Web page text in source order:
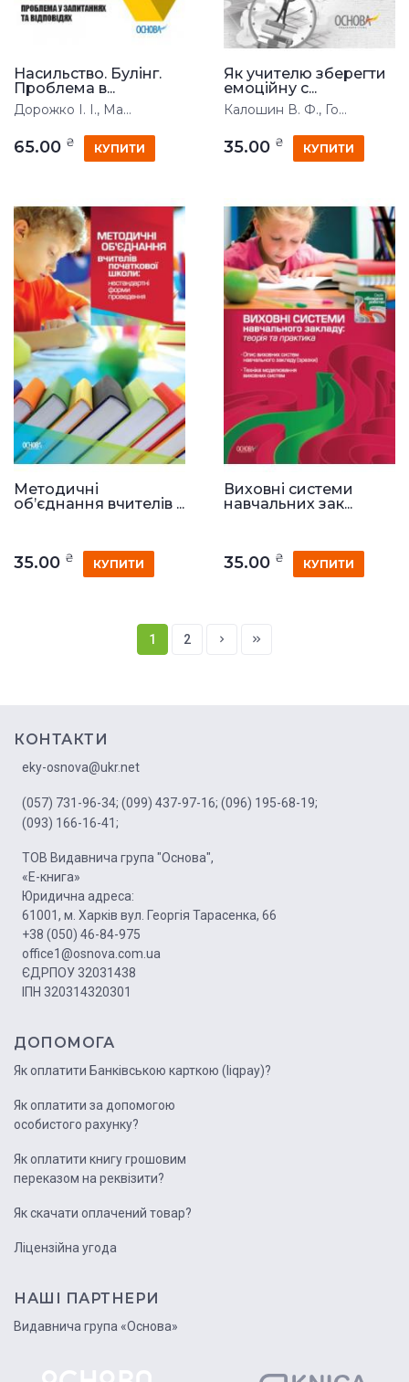
Насильство. Булінг.
Проблема в...
Дорожко І. І., Ма...
65.00 ₴ КУПИТИ
Як учителю зберегти
емоційну с...
Калошин В. Ф., Го...
35.00 ₴ КУПИТИ
Методичні
об’єднання вчителів ...
35.00 ₴ КУПИТИ
Виховні системи
навчальних зак...
35.00 ₴ КУПИТИ
1 2
КОНТАКТИ
eky-osnova@ukr.net
(057) 731-96-34; (099) 437-97-16; (096) 195-68-19;
(093) 166-16-41;
ТОВ Видавнича група "Основа",
«Е-книга»
Юридична адреса:
61001, м. Харків вул. Георгія Тарасенка, 66
+38 (050) 46-84-975
office1@osnova.com.ua
ЄДРПОУ 32031438
ІПН 320314320301
ДОПОМОГА
Як оплатити Банківською карткою (liqpay)?
Як оплатити за допомогою
особистого рахунку?
Як оплатити книгу грошовим
переказом на реквізити?
Як скачати оплачений товар?
Ліцензійна угода
НАШІ ПАРТНЕРИ
Видавнича група «Основа»